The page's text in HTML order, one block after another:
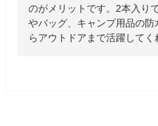
のがメリットです。2本入り
やバッグ、キャンプ用品の
らアウトドアまで活躍してく